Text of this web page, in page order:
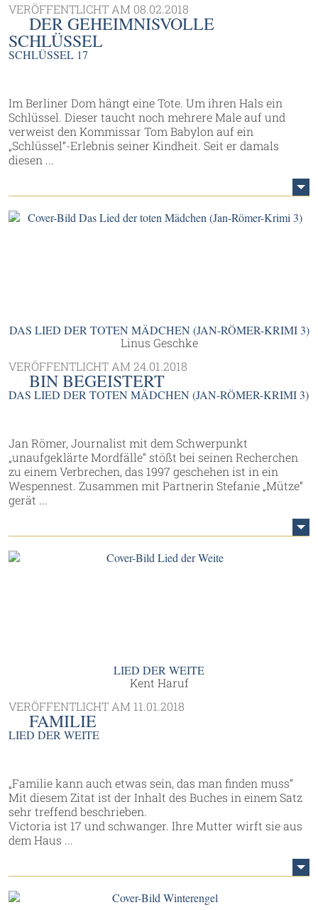
VERÖFFENTLICHT AM 08.02.2018
DER GEHEIMNISVOLLE
SCHLÜSSEL
SCHLÜSSEL 17
Im Berliner Dom hängt eine Tote. Um ihren Hals ein
Schlüssel. Dieser taucht noch mehrere Male auf und
verweist den Kommissar Tom Babylon auf ein
„Schlüssel“-Erlebnis seiner Kindheit. Seit er damals
diesen ...
DAS LIED DER TOTEN MÄDCHEN (JAN-RÖMER-KRIMI 3)
Linus Geschke
VERÖFFENTLICHT AM 24.01.2018
BIN BEGEISTERT
DAS LIED DER TOTEN MÄDCHEN (JAN-RÖMER-KRIMI 3)
Jan Römer, Journalist mit dem Schwerpunkt
„unaufgeklärte Mordfälle“ stößt bei seinen Recherchen
zu einem Verbrechen, das 1997 geschehen ist in ein
Wespennest. Zusammen mit Partnerin Stefanie „Mütze“
gerät ...
LIED DER WEITE
Kent Haruf
VERÖFFENTLICHT AM 11.01.2018
FAMILIE
LIED DER WEITE
„Familie kann auch etwas sein, das man finden muss“
Mit diesem Zitat ist der Inhalt des Buches in einem Satz
sehr treffend beschrieben.
Victoria ist 17 und schwanger. Ihre Mutter wirft sie aus
dem Haus ...